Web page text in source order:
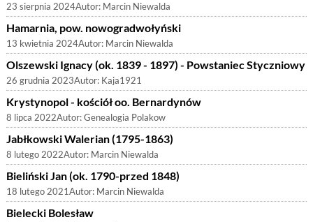
23 sierpnia 2024Autor: Marcin Niewalda
Hamarnia, pow. nowogradwołyński
13 kwietnia 2024Autor: Marcin Niewalda
Olszewski Ignacy (ok. 1839 - 1897) - Powstaniec Styczniowy
26 grudnia 2023Autor: Kaja1921
Krystynopol - kościół oo. Bernardynów
8 lipca 2022Autor:Genealogia Polakow
Jabłkowski Walerian (1795-1863)
8 lutego 2022Autor: Marcin Niewalda
Bieliński Jan (ok. 1790-przed 1848)
18 lutego 2021Autor: Marcin Niewalda
Bielecki Bolesław